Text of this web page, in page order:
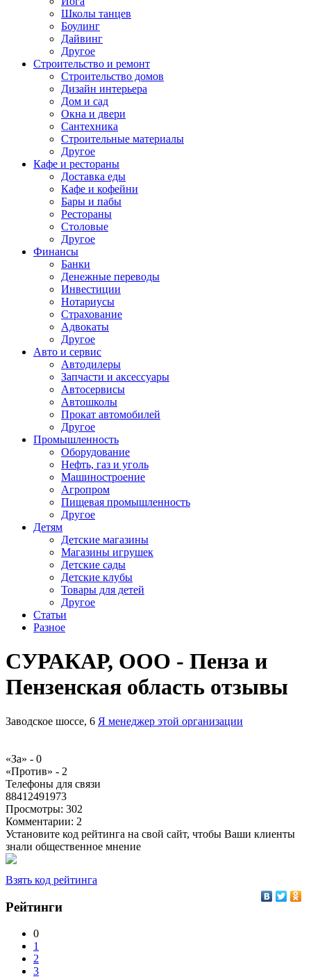
Школы танцев
Боулинг
Дайвинг
Другое
Строительство и ремонт
Строительство домов
Дизайн интерьера
Дом и сад
Окна и двери
Сантехника
Строительные материалы
Другое
Кафе и рестораны
Доставка еды
Кафе и кофейни
Бары и пабы
Рестораны
Столовые
Другое
Финансы
Банки
Денежные переводы
Инвестиции
Нотариусы
Страхование
Адвокаты
Другое
Авто и сервис
Автодилеры
Запчасти и аксессуары
Автосервисы
Автошколы
Прокат автомобилей
Другое
Промышленность
Оборудование
Нефть, газ и уголь
Машиностроение
Агропром
Пищевая промышленность
Другое
Детям
Детские магазины
Магазины игрушек
Детские сады
Детские клубы
Товары для детей
Другое
Статьи
Разное
СУРАКАР, ООО - Пенза и
Пензенская область отзывы
Заводское шоссе, 6 Я менеджер этой организации
«За» - 0
«Против» - 2
Телефоны для связи
88412491973
Просмотры: 302
Комментарии: 2
Установите код рейтинга на свой сайт, чтобы Ваши клиенты
знали общественное мнение
Взять код рейтинга
Рейтинги
0
1
2
3